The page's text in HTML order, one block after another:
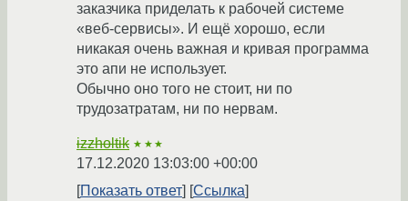
заказчика приделать к рабочей системе
«веб-сервисы». И ещё хорошо, если
никакая очень важная и кривая программа
это апи не использует.
Обычно оно того не стоит, ни по
трудозатратам, ни по нервам.
izzholtik ★★★
17.12.2020 13:03:00 +00:00
Показать ответ
Ссылка